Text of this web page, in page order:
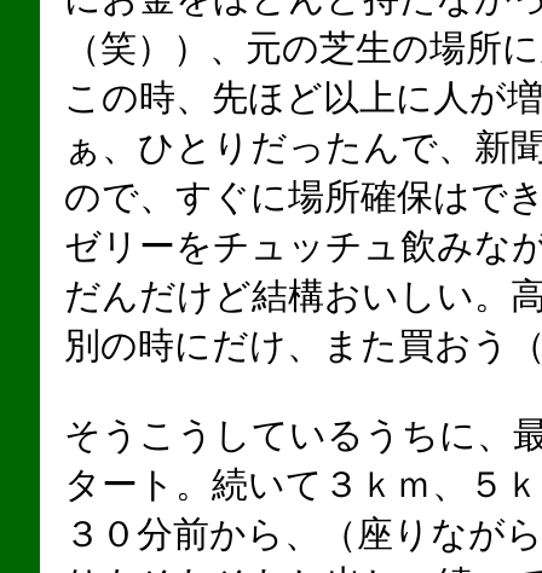
（笑））、元の芝生の場所
この時、先ほど以上に人が
ぁ、ひとりだったんで、新
ので、すぐに場所確保はで
ゼリーをチュッチュ飲みな
だんだけど結構おいしい。
別の時にだけ、また買おう
そうこうしているうちに、
タート。続いて３ｋｍ、５
３０分前から、（座りなが